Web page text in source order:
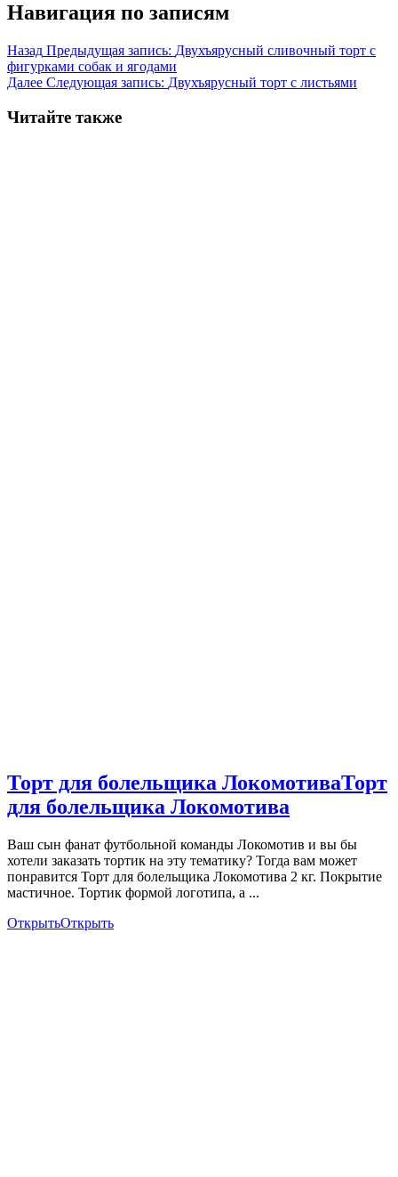
Навигация по записям
Назад Предыдущая запись: Двухъярусный сливочный торт с
фигурками собак и ягодами
Далее Следующая запись: Двухъярусный торт с листьями
Читайте также
Торт для болельщика ЛокомотиваТорт
для болельщика Локомотива
Ваш сын фанат футбольной команды Локомотив и вы бы
хотели заказать тортик на эту тематику? Тогда вам может
понравится Торт для болельщика Локомотива 2 кг. Покрытие
мастичное. Тортик формой логотипа, а ...
ОткрытьОткрыть